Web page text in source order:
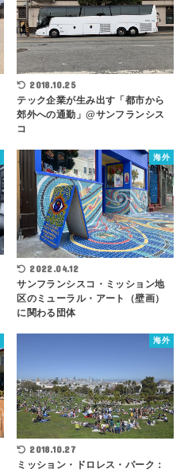
2018.10.25
テック企業が生み出す「都市から
郊外への通勤」@サンフランシス
コ
海外
2022.04.12
サンフランシスコ・ミッション地
区のミューラル・アート（壁画）
に関わる団体
海外
2018.10.27
ミッション・ドロレス・パーク：